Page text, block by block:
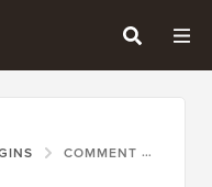
COMMENT PERSONNALISER LA PAGE DES RÉSULTATS DE RECHERCHE DE PRODUITS WOOCOMMERCE